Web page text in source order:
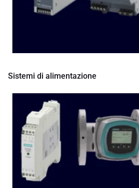
Sistemi di alimentazione